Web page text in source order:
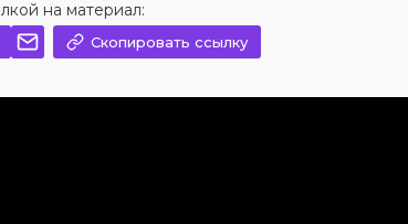
на материал:
Скопировать ссылку